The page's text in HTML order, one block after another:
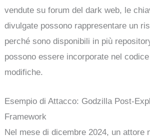
vendute su forum del dark web, le
divulgate possono rappresentare un
perché sono disponibili in più
possono essere incorporate nel
modifiche.
Esempio di Attacco: Godzilla Post-
Framework
Nel mese di dicembre 2024, un attore